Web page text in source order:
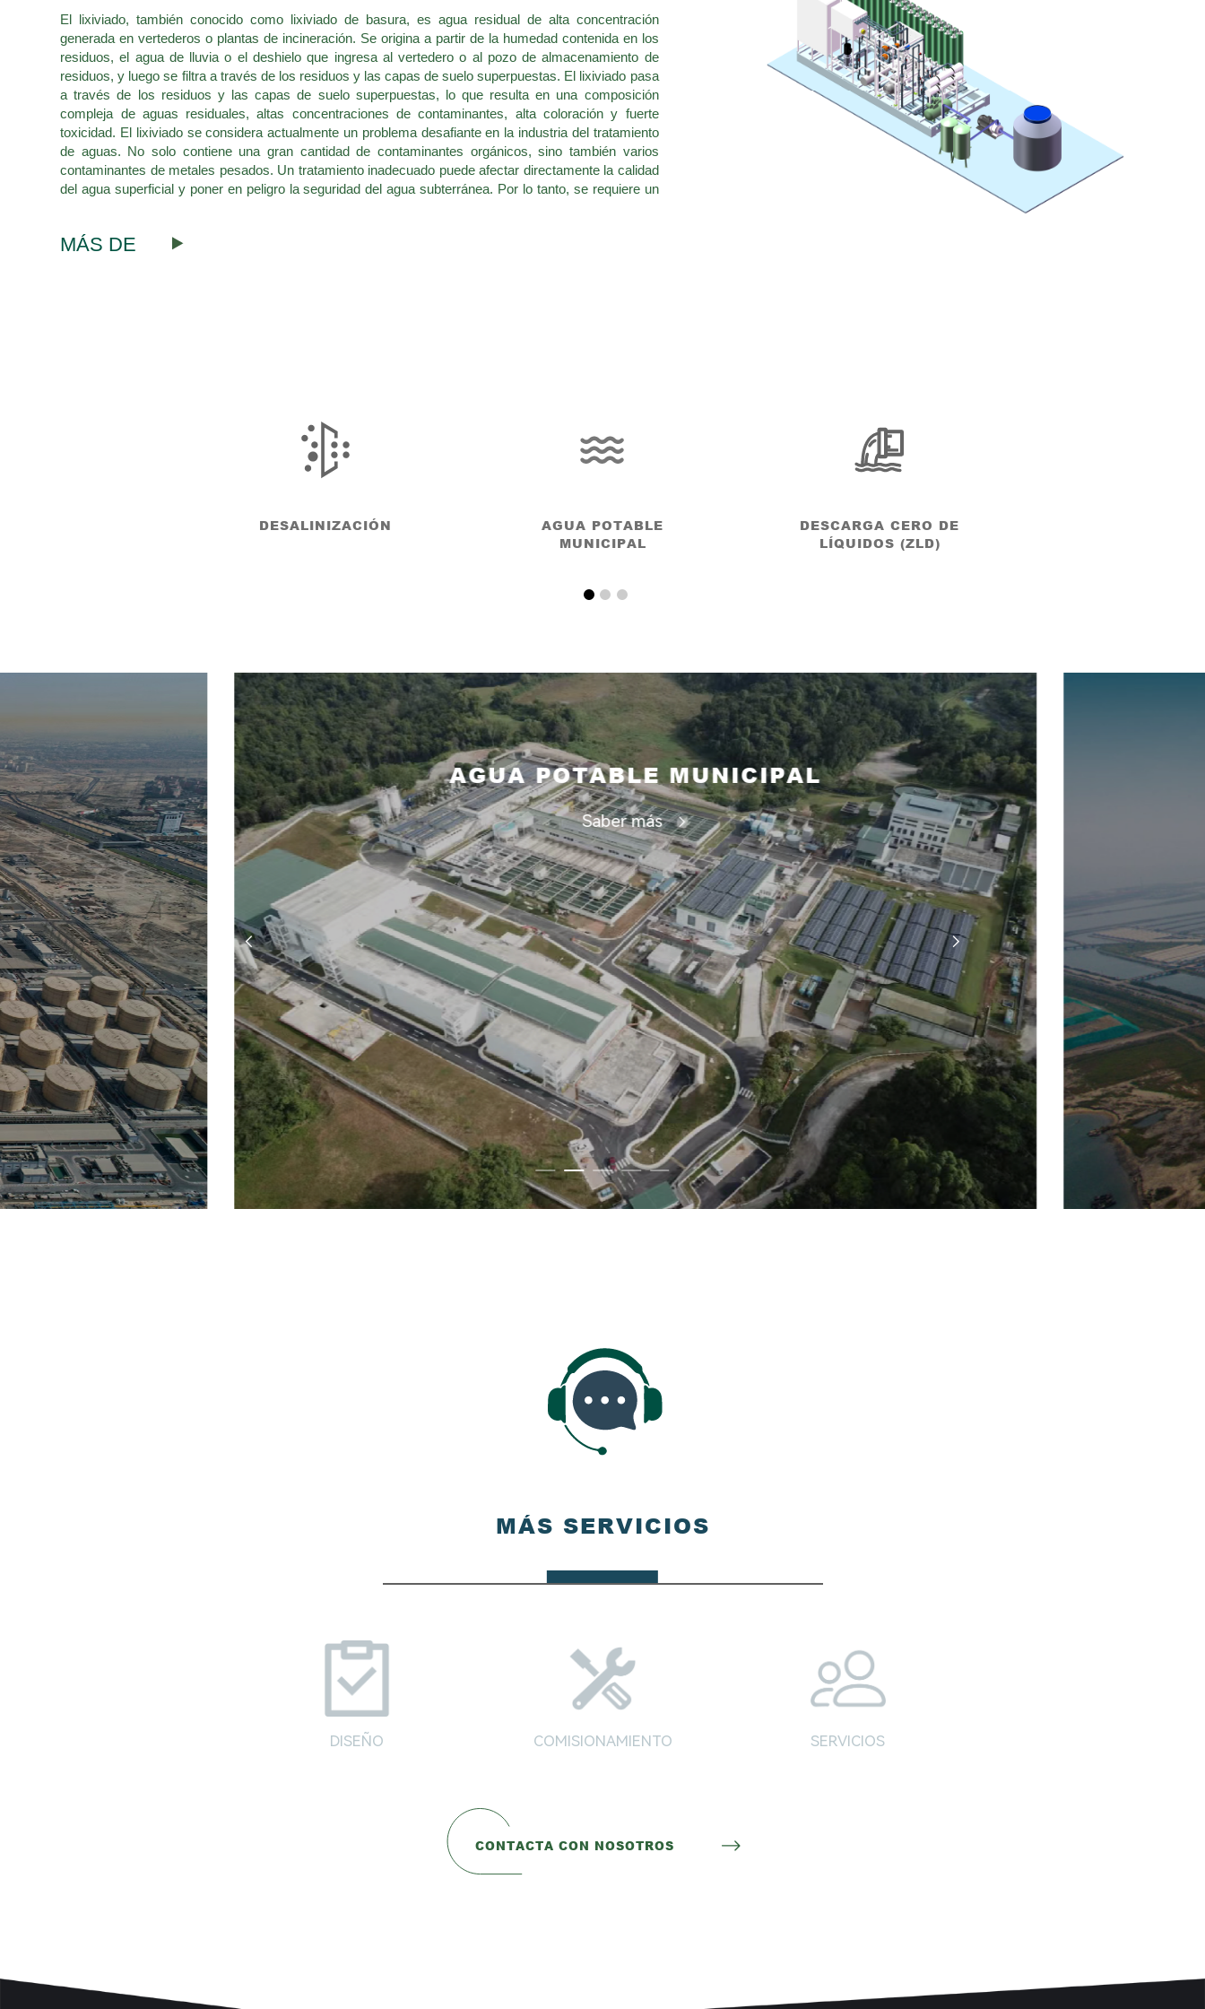
El lixiviado, también conocido como lixiviado de basura, es agua residual de alta concentración
generada en vertederos o plantas de incineración. Se origina a partir de la humedad contenida en los
residuos, el agua de lluvia o el deshielo que ingresa al vertedero o al pozo de almacenamiento de
residuos, y luego se filtra a través de los residuos y las capas de suelo superpuestas. El lixiviado pasa
a través de los residuos y las capas de suelo superpuestas, lo que resulta en una composición
compleja de aguas residuales, altas concentraciones de contaminantes, alta coloración y fuerte
toxicidad. El lixiviado se considera actualmente un problema desafiante en la industria del tratamiento
de aguas. No solo contiene una gran cantidad de contaminantes orgánicos, sino también varios
contaminantes de metales pesados. Un tratamiento inadecuado puede afectar directamente la calidad
del agua superficial y poner en peligro la seguridad del agua subterránea. Por lo tanto, se requiere un
Ya sea con membranas tubulares TMBR en el pretratamiento del lixiviado de front-end o con
MÁS DE
DESALINIZACIÓN
AGUA POTABLE
MUNICIPAL
DESCARGA CERO DE
LÍQUIDOS (ZLD)
AGUA POTABLE MUNICIPAL
Saber más
MÁS SERVICIOS
DISEÑO COMISIONAMIENTO SERVICIOS
CONTACTA CON NOSOTROS